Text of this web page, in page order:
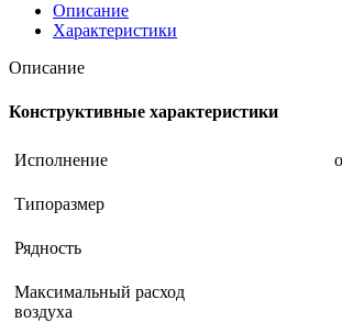
Описание
Характеристики
Описание
Конструктивные характеристики
Исполнение
Типоразмер
Рядность
Максимальный расход
воздуха